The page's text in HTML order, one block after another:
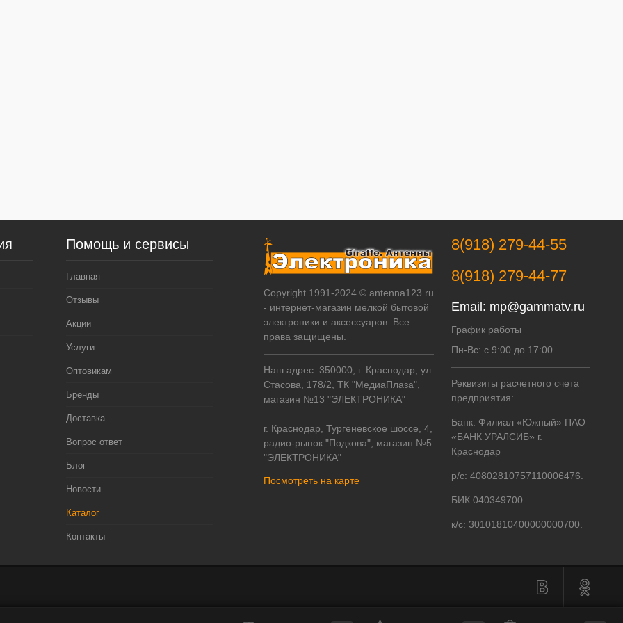
Помощь и сервисы
Главная
Отзывы
Акции
Услуги
Оптовикам
Бренды
Доставка
Вопрос ответ
Блог
Новости
Каталог
Контакты
Copyright 1991-2024 © antenna123.ru
- интернет-магазин мелкой бытовой
электроники и аксессуаров. Все
права защищены.
Наш адрес: 350000, г. Краснодар, ул.
Стасова, 178/2, ТК "МедиаПлаза",
магазин №13 "ЭЛЕКТРОНИКА"
г. Краснодар, Тургеневское шоссе, 4,
радио-рынок "Подкова", магазин №5
"ЭЛЕКТРОНИКА"
Посмотреть на карте
8(918) 279-44-55
8(918) 279-44-77
Email: mp@gammatv.ru
График работы
Пн-Вс: с 9:00 до 17:00
Реквизиты расчетного счета
предприятия:
Банк: Филиал «Южный» ПАО
«БАНК УРАЛСИБ» г.
Краснодар
р/с: 40802810757110006476.
БИК 040349700.
к/с: 30101810400000000700.